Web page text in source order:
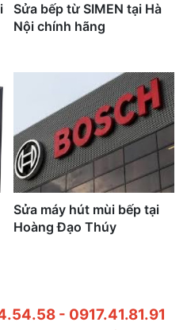
Sửa bếp từ SIMEN tại Hà
Nội chính hãng
Sửa máy hút mùi bếp tại
Hoàng Đạo Thúy
- 0917.41.81.91